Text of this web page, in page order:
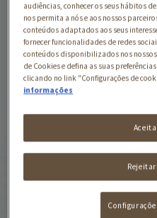
GOURMET
Pedacinhos
tenros
frango,
requintados
perfeição e
apetitoso
oferecer ao
prazer de
fabuloso.
receitas de
Gold são
audiências, conhecer os seus hábitos
nos permita a nós e aos nossos
conteúdos adaptados aos seus
fornecer funcionalidades de redes
conteúdos disponibilizados nos
de Cookies e defina as suas
clicando no link "Configurações de
informações